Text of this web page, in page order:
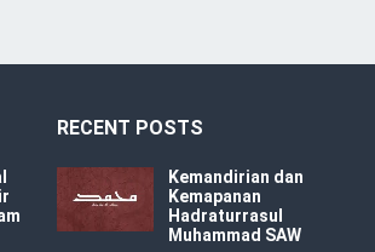
RECENT POSTS
Kemandirian dan
Kemapanan
Hadraturrasul
Muhammad SAW